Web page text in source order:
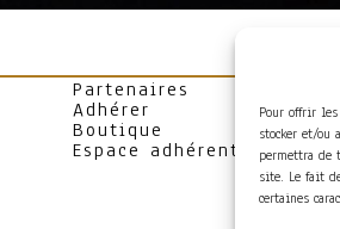
Pour offrir
stocker et/ou
permettra de
site. Le fait
certaines
Partenaires
Adhérer
Boutique
Espace adhérent